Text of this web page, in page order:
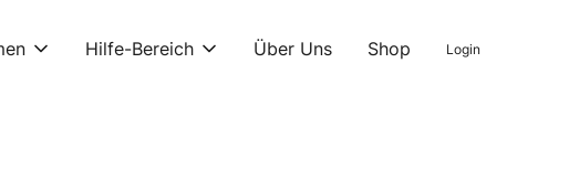
Hilfe-Bereich Über Uns Shop Login